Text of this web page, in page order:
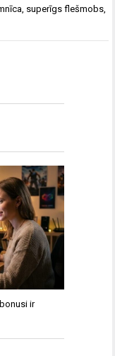
, superīgs flešmobs,
ir